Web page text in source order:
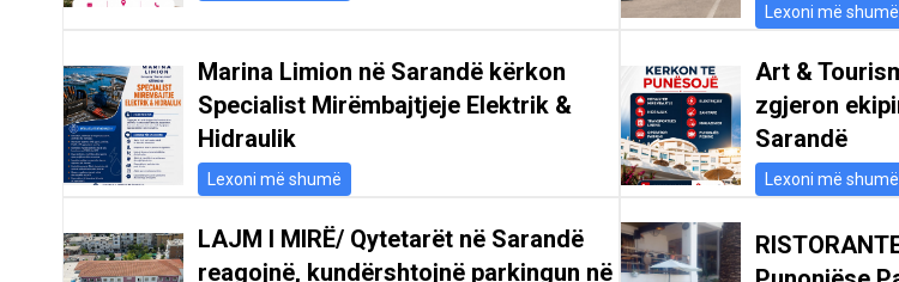
Lexoni më shumë
Marina Limion në Sarandë kërkon
Specialist Mirëmbajtjeje Elektrik &
Hidraulik
Lexoni më shumë
Art &
zgjeron
Sarandë
Lexoni më shumë
LAJM I MIRË/ Qytetarët në Sarandë
reagojnë, kundërshtojnë parkingun në